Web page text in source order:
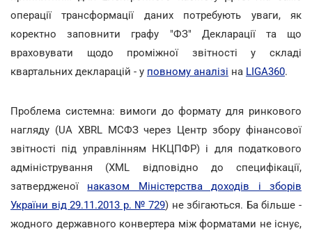
операції трансформації даних потребують уваги, як
коректно заповнити графу "ФЗ" Декларації та що
враховувати щодо проміжної звітності у складі
квартальних декларацій - у повному аналізі на LIGA360.
Проблема системна: вимоги до формату для ринкового
нагляду (UA XBRL МСФЗ через Центр збору фінансової
звітності під управлінням НКЦПФР) і для податкового
адміністрування (XML відповідно до специфікації,
затвердженої наказом Міністерства доходів і зборів
України від 29.11.2013 р. № 729) не збігаються. Ба більше -
жодного державного конвертера між форматами не існує,